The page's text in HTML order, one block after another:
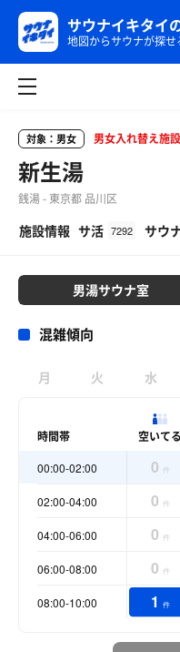
サウナイキタイ
地図からサウナが探せ
対象：男女 男女入れ替え施設
新生湯
銭湯 - 東京都 品川区
施設情報 サ活 7292 サウ
男湯サウナ室
混雑傾向
月 火 水
時間帯 空いてる
00:00-02:00 0 件
02:00-04:00 0 件
04:00-06:00 0 件
06:00-08:00 0 件
08:00-10:00 1 件